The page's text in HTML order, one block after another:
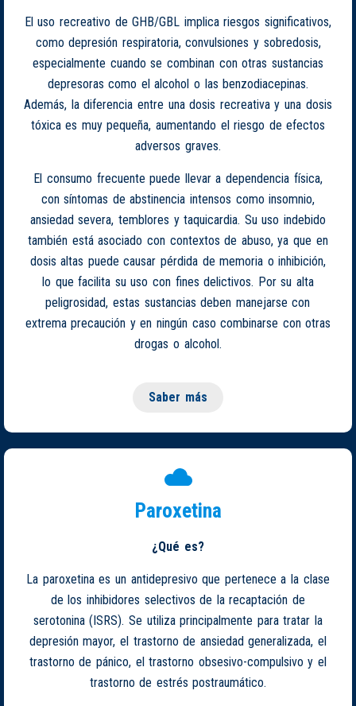
El uso recreativo de GHB/GBL implica riesgos significativos,
como depresión respiratoria, convulsiones y sobredosis,
especialmente cuando se combinan con otras sustancias
depresoras como el alcohol o las benzodiacepinas.
Además, la diferencia entre una dosis recreativa y una dosis
tóxica es muy pequeña, aumentando el riesgo de efectos
adversos graves.
El consumo frecuente puede llevar a dependencia física,
con síntomas de abstinencia intensos como insomnio,
ansiedad severa, temblores y taquicardia. Su uso indebido
también está asociado con contextos de abuso, ya que en
dosis altas puede causar pérdida de memoria o inhibición,
lo que facilita su uso con fines delictivos. Por su alta
peligrosidad, estas sustancias deben manejarse con
extrema precaución y en ningún caso combinarse con otras
drogas o alcohol.
Saber más
Paroxetina
¿Qué es?
La paroxetina es un antidepresivo que pertenece a la clase
de los inhibidores selectivos de la recaptación de
serotonina (ISRS). Se utiliza principalmente para tratar la
depresión mayor, el trastorno de ansiedad generalizada, el
trastorno de pánico, el trastorno obsesivo-compulsivo y el
trastorno de estrés postraumático.